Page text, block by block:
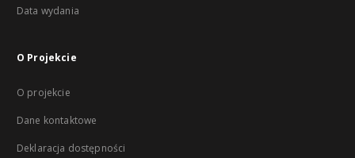
Data wydania
O Projekcie
O projekcie
Dane kontaktowe
Deklaracja dostępności